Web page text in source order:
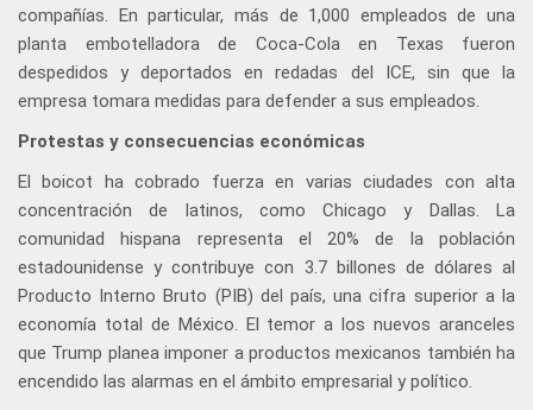
compañías. En particular, más de 1,000 empleados de una
planta embotelladora de Coca-Cola en Texas fueron
despedidos y deportados en redadas del ICE, sin que la
empresa tomara medidas para defender a sus empleados.
Protestas y consecuencias económicas
El boicot ha cobrado fuerza en varias ciudades con alta
concentración de latinos, como Chicago y Dallas. La
comunidad hispana representa el 20% de la población
estadounidense y contribuye con 3.7 billones de dólares al
Producto Interno Bruto (PIB) del país, una cifra superior a la
economía total de México. El temor a los nuevos aranceles
que Trump planea imponer a productos mexicanos también ha
encendido las alarmas en el ámbito empresarial y político.